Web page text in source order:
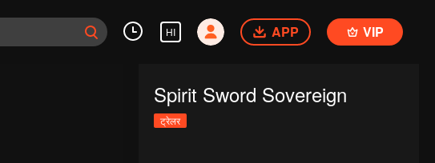
HI APP VIP
Spirit Sword Sovereign
ट्रेलर